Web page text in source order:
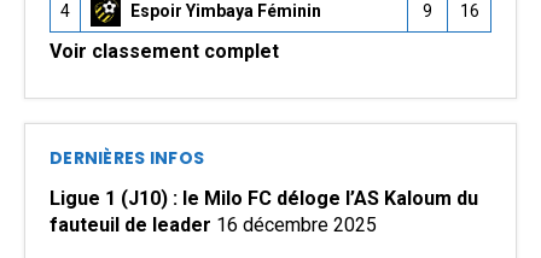
4 Espoir Yimbaya Féminin 9 16
Voir classement complet
DERNIÈRES INFOS
Ligue 1 (J10) : le Milo FC déloge l’AS Kaloum du
fauteuil de leader 16 décembre 2025